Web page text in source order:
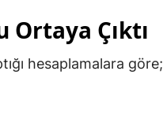
Ortaya Çıktı
hesaplamalara göre;